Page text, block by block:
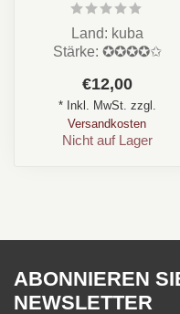
Land: kuba
Stärke: ✪✪✪✪✩
Schokolade, Würzig
Format: Petit...
€12,00
* Inkl. MwSt. zzgl.
Versandkosten
Nicht auf Lager
ABONNIEREN
NEWSLETTER